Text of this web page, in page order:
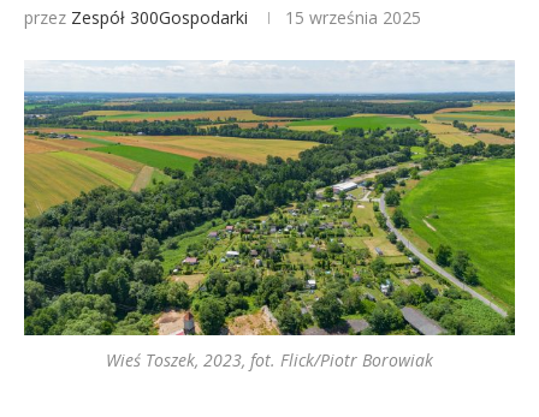
przez Zespół 300Gospodarki 15 września 2025
Wieś Toszek, 2023, fot. Flick/Piotr Borowiak